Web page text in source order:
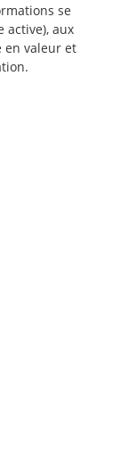
se
active), aux
en valeur et